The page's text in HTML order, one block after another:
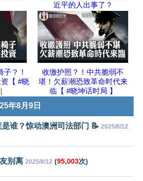
近平的人出事了？
子？！
【 #晓
收缴护照？！中共脆弱不
堪！欠薪潮恐致革命时代来
临【 #晓坤话时局 】
年8月9日
谁？惊动澳洲司法部门 📝 2025/8/12
别离 2025/8/12 (95,003次)